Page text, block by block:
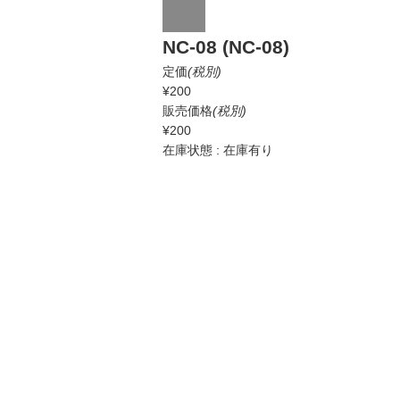
NC-08 (NC-08)
定価(税別)
¥200
販売価格(税別)
¥200
在庫状態 : 在庫有り